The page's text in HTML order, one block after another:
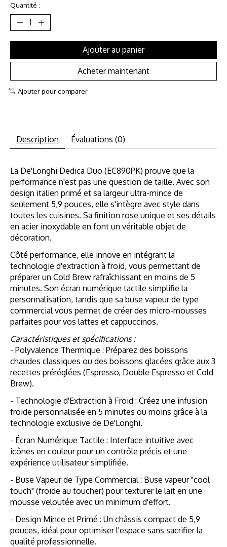
Quantité :
Ajouter au panier
Acheter maintenant
Ajouter pour comparer
Description Évaluations (0)
La De'Longhi Dedica Duo (EC890PK) prouve que la
performance n'est pas une question de taille. Avec son
design italien primé et sa largeur ultra-mince de
seulement 5,9 pouces, elle s'intègre avec style dans
toutes les cuisines. Sa finition rose unique et ses détails
en acier inoxydable en font un véritable objet de
décoration.
Côté performance, elle innove en intégrant la
technologie d'extraction à froid, vous permettant de
préparer un Cold Brew rafraîchissant en moins de 5
minutes. Son écran numérique tactile simplifie la
personnalisation, tandis que sa buse vapeur de type
commercial vous permet de créer des micro-mousses
parfaites pour vos lattes et cappuccinos.
Caractéristiques et spécifications :
- Polyvalence Thermique : Préparez des boissons
chaudes classiques ou des boissons glacées grâce aux 3
recettes préréglées (Espresso, Double Espresso et Cold
Brew).
- Technologie d'Extraction à Froid : Créez une infusion
froide personnalisée en 5 minutes ou moins grâce à la
technologie exclusive de De'Longhi.
- Écran Numérique Tactile : Interface intuitive avec
icônes en couleur pour un contrôle précis et une
expérience utilisateur simplifiée.
- Buse Vapeur de Type Commercial : Buse vapeur "cool
touch" (froide au toucher) pour texturer le lait en une
mousse veloutée avec un minimum d'effort.
- Design Mince et Primé : Un châssis compact de 5,9
pouces, idéal pour optimiser l'espace sans sacrifier la
qualité professionnelle.